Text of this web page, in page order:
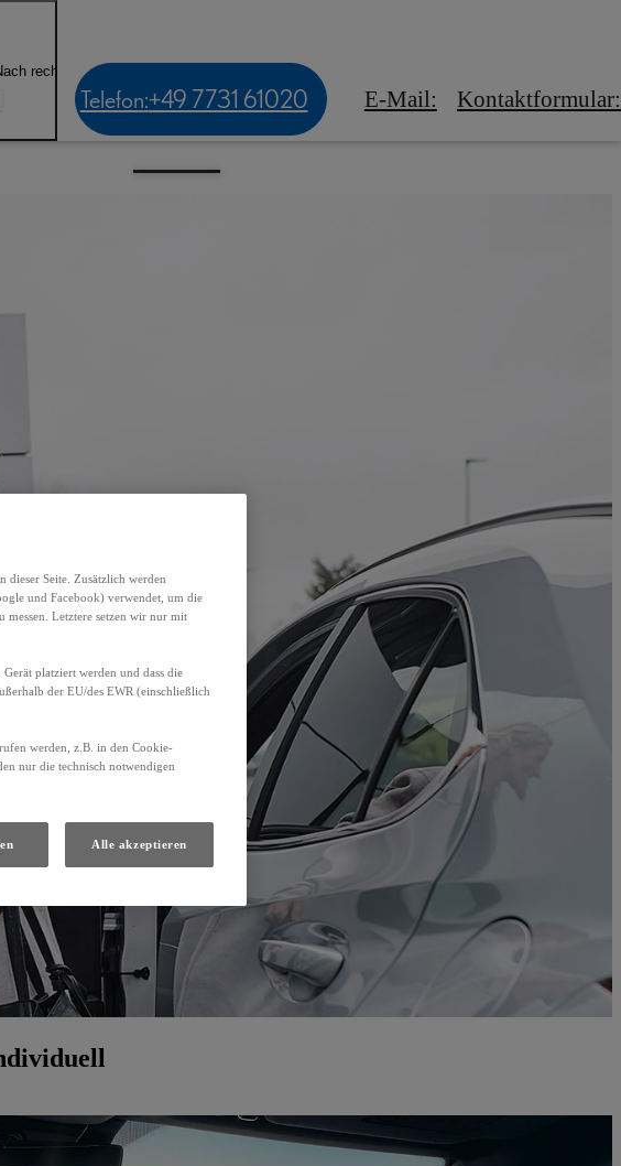
Service
rechts scrollen
Telefon:+49 7731 61020 E-Mail: Kontaktformular:
Seite. Zusätzlich werden
und Facebook) verwendet, um die
messen. Letztere setzen wir nur mit
platziert werden und dass die
der EU/des EWR (einschließlich
werden, z.B. in den Cookie-
nur die technisch notwendigen
Alle akzeptieren